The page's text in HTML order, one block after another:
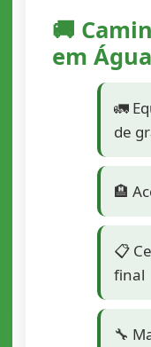
🚚
em
🚛
de
🏨
📋
final
🔧